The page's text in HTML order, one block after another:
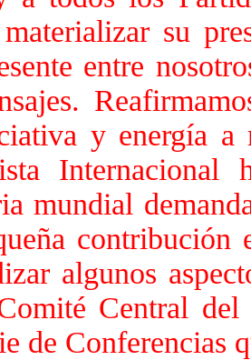
su
entre
y energía a
mundial
contribución
algunos
Central del
de Conferencias